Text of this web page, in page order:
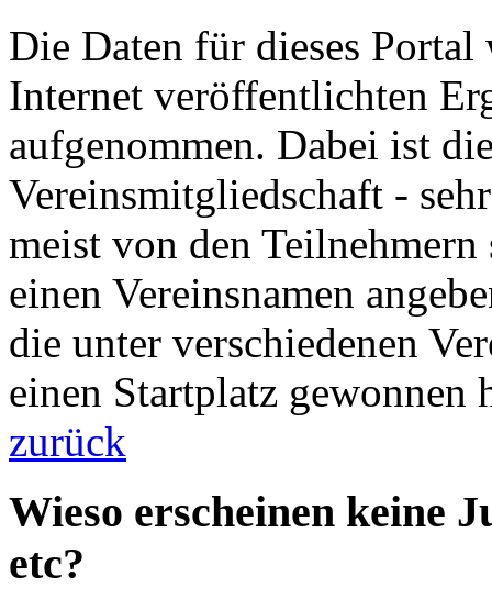
Die Daten für dieses
Internet veröffentlichten
aufgenommen. Dabei ist
Vereinsmitgliedschaft -
meist von den
einen Vereinsnamen
die unter verschiedenen
einen Startplatz gewonnen
zurück
Wieso erscheinen keine
etc?